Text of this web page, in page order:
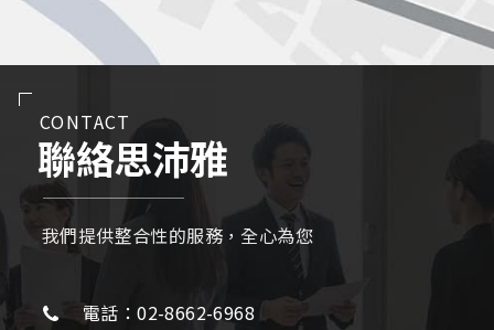
CONTACT
聯絡思沛雅
我們提供整合性的服務，全心為您
電話：02-8662-6968